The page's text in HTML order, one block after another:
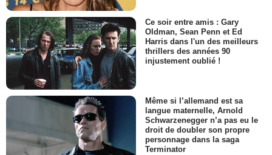
Ce soir entre amis : Gary
Oldman, Sean Penn et Ed
Harris dans l'un des meilleurs
thrillers des années 90
injustement oublié !
Même si l’allemand est sa
langue maternelle, Arnold
Schwarzenegger n’a pas eu le
droit de doubler son propre
personnage dans la saga
Terminator